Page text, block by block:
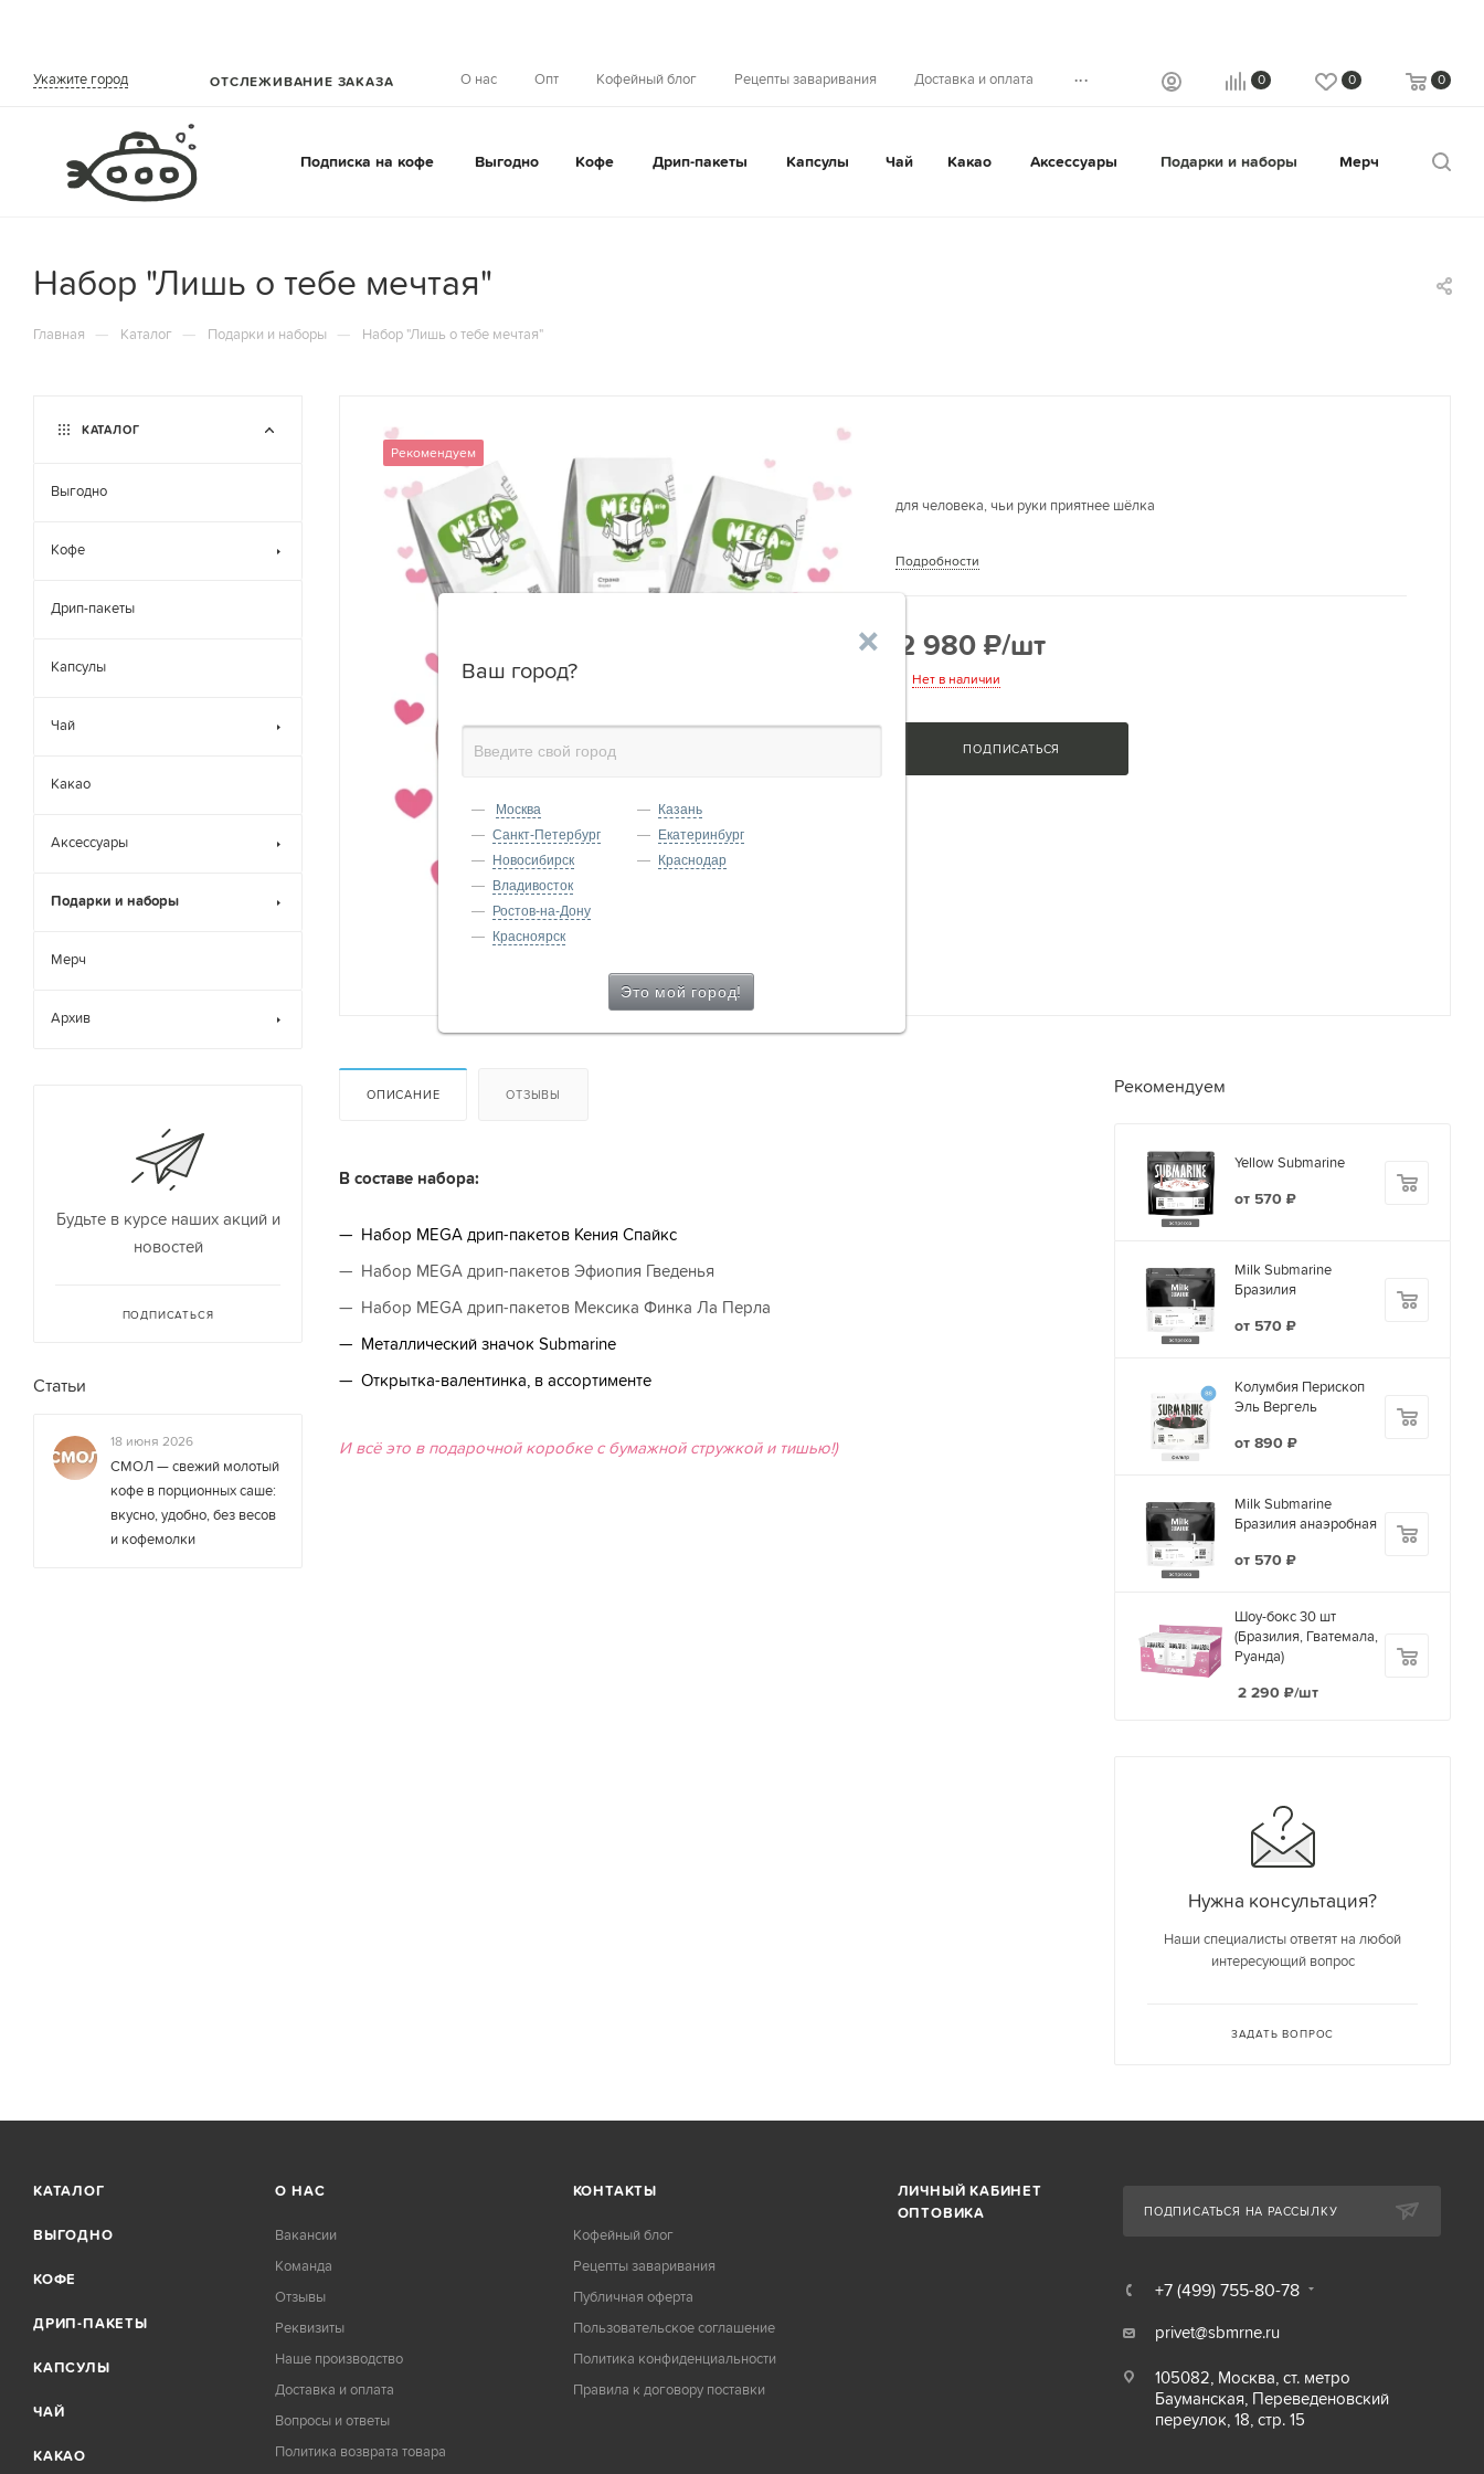
Укажите город
'
Ваш город?
Москва
Санкт-Петербург
Новосибирск
Казань
Екатеринбург
Краснодар
Владивосток
Ростов-на-Дону
Красноярск
ОТСЛЕЖИВАНИЕ ЗАКАЗА О нас Опт Кофейный блог Рецепты заваривания Доставка и оплата ... 0 0 0
Подписка на кофе Выгодно Кофе Дрип-пакеты Капсулы Чай Какао Аксессуары Подарки и наборы Мерч
Набор "Лишь о тебе мечтая"
Главная — Каталог — Подарки и наборы — Набор "Лишь о тебе мечтая"
Рекомендуем
для человека, чьи руки приятнее шёлка
Подробности
2 980₽/шт
Нет в наличии
ПОДПИСАТЬСЯ
ОПИСАНИЕ ОТЗЫВЫ
В составе набора:
Набор MEGA дрип-пакетов Кения Спайкс
Набор MEGA дрип-пакетов Эфиопия Гведенья
Набор MEGA дрип-пакетов Мексика Финка Ла Перла
Металлический значок Submarine
Открытка-валентинка, в ассортименте
И всё это в подарочной коробке с бумажной стружкой и тишью!)
Рекомендуем
Yellow Submarine
от 570 ₽
Milk Submarine
Бразилия
от 570 ₽
Колумбия Перископ
Эль Вергель
от 890 ₽
Milk Submarine
Бразилия анаэробная
от 570 ₽
Шоу-бокс 30 шт
(Бразилия, Гватемала,
Руанда)
2 290 ₽/шт
Нужна консультация?
Наши специалисты ответят на любой
интересующий вопрос
ЗАДАТЬ ВОПРОС
КАТАЛОГ
Выгодно
Кофе
Дрип-пакеты
Капсулы
Чай
Какао
Аксессуары
Подарки и наборы
Мерч
Архив
Будьте в курсе наших акций и
новостей
ПОДПИСАТЬСЯ
Статьи
18 июня 2026
СМОЛ — свежий молотый
кофе в порционных саше:
вкусно, удобно, без весов
и кофемолки
КАТАЛОГ
ВЫГОДНО
КОФЕ
ДРИП-ПАКЕТЫ
КАПСУЛЫ
ЧАЙ
КАКАО
О НАС
Вакансии
Команда
Отзывы
Реквизиты
Наше производство
Доставка и оплата
Вопросы и ответы
Политика возврата товара
КОНТАКТЫ
Кофейный блог
Рецепты заваривания
Публичная оферта
Пользовательское соглашение
Политика конфиденциальности
Правила к договору поставки
ЛИЧНЫЙ КАБИНЕТ
ОПТОВИКА
ПОДПИСАТЬСЯ НА РАССЫЛКУ
+7 (499) 755-80-78
privet@sbmrne.ru
105082, Москва, ст. метро
Бауманская, Переведеновский
переулок, 18, стр. 15